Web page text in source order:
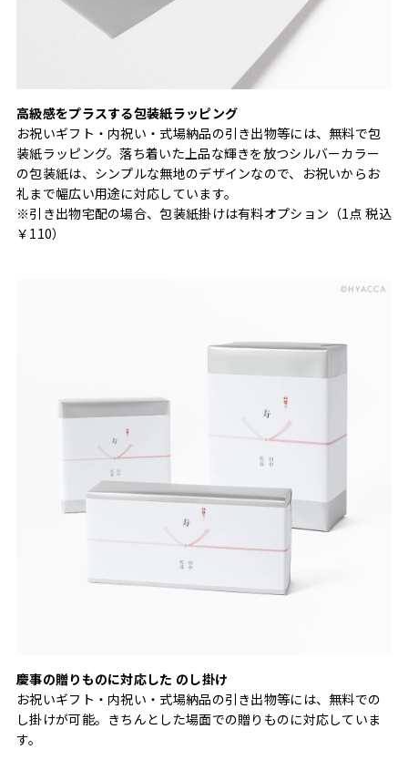
高級感をプラスする包装紙ラッピング
お祝いギフト・内祝い・式場納品の引き出物等には、無料で包
装紙ラッピング。落ち着いた上品な輝きを放つシルバーカラー
の包装紙は、シンプルな無地のデザインなので、お祝いからお
礼まで幅広い用途に対応しています。
※引き出物宅配の場合、包装紙掛けは有料オプション（1点 税込
￥110）
慶事の贈りものに対応した のし掛け
お祝いギフト・内祝い・式場納品の引き出物等には、無料での
し掛けが可能。きちんとした場面での贈りものに対応していま
す。